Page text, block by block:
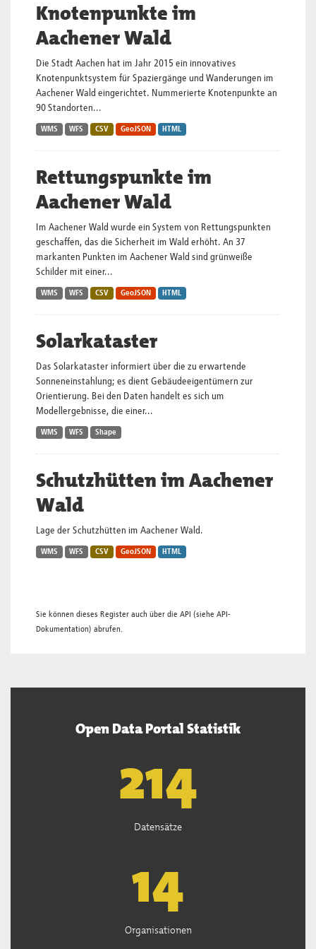
Knotenpunkte im
Aachener Wald
Die Stadt Aachen hat im Jahr 2015 ein innovatives
Knotenpunktsystem für Spaziergänge und Wanderungen im
Aachener Wald eingerichtet. Nummerierte Knotenpunkte an
90 Standorten...
WMS WFS CSV GeoJSON HTML
Rettungspunkte im
Aachener Wald
Im Aachener Wald wurde ein System von Rettungspunkten
geschaffen, das die Sicherheit im Wald erhöht. An 37
markanten Punkten im Aachener Wald sind grünweiße
Schilder mit einer...
WMS WFS CSV GeoJSON HTML
Solarkataster
Das Solarkataster informiert über die zu erwartende
Sonneneinstahlung; es dient Gebäudeeigentümern zur
Orientierung. Bei den Daten handelt es sich um
Modellergebnisse, die einer...
WMS WFS Shape
Schutzhütten im Aachener
Wald
Lage der Schutzhütten im Aachener Wald.
WMS WFS CSV GeoJSON HTML
Sie können dieses Register auch über die API (siehe API-
Dokumentation) abrufen.
Open Data Portal Statistik
218
Datensätze
14
Organisationen